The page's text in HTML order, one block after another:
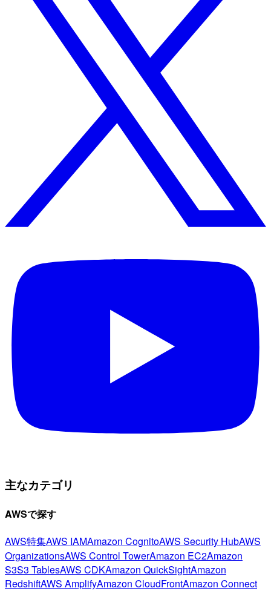
主なカテゴリ
AWSで探す
AWS特集AWS IAMAmazon CognitoAWS Security HubAWS
OrganizationsAWS Control TowerAmazon EC2Amazon
S3S3 TablesAWS CDKAmazon QuickSightAmazon
RedshiftAWS AmplifyAmazon CloudFrontAmazon Connect